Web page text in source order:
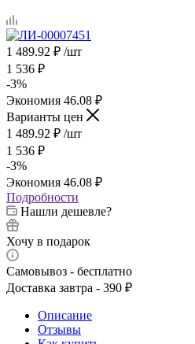
1 489.92 ₽ /шт
1 536 ₽
-3%
Экономия 46.08 ₽
Варианты цен
1 489.92 ₽ /шт
1 536 ₽
-3%
Экономия 46.08 ₽
Подробности
Нашли дешевле?
Хочу в подарок
Самовывоз - бесплатно
Доставка завтра - 390 ₽
Описание
Отзывы